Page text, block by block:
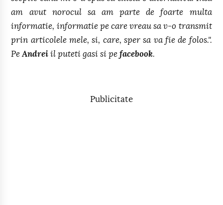
am avut norocul sa am parte de foarte multa
informatie, informatie pe care vreau sa v-o transmit
prin articolele mele, si, care, sper sa va fie de folos.".
PeAndrei il puteti gasi si pefacebook.
Publicitate